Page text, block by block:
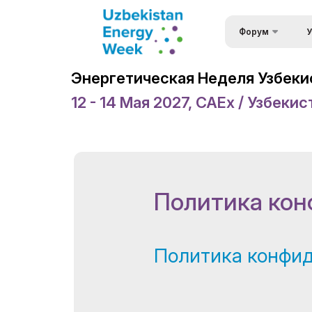
Форум
Узбекистана
Энергетическая
Приветственные
Энергетическая Неделя
12 - 14 Мая 2027, CAEx /
Политика
Политика